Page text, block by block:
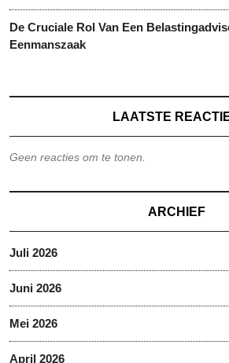
De Cruciale Rol Van Een
Eenmanszaak
LAATSTE
Geen reacties om te tonen.
ARCHIEF
Juli 2026
Juni 2026
Mei 2026
April 2026